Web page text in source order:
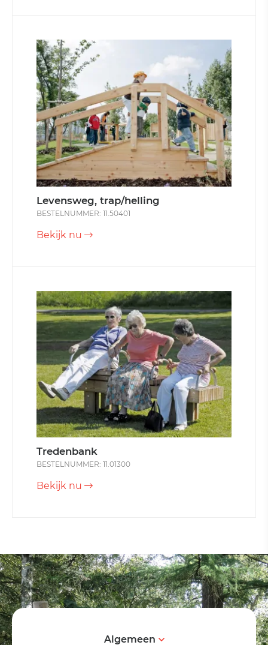
Levensweg, trap/helling
BESTELNUMMER: 11.50401
Bekijk nu
Tredenbank
BESTELNUMMER: 11.01300
Bekijk nu
Algemeen